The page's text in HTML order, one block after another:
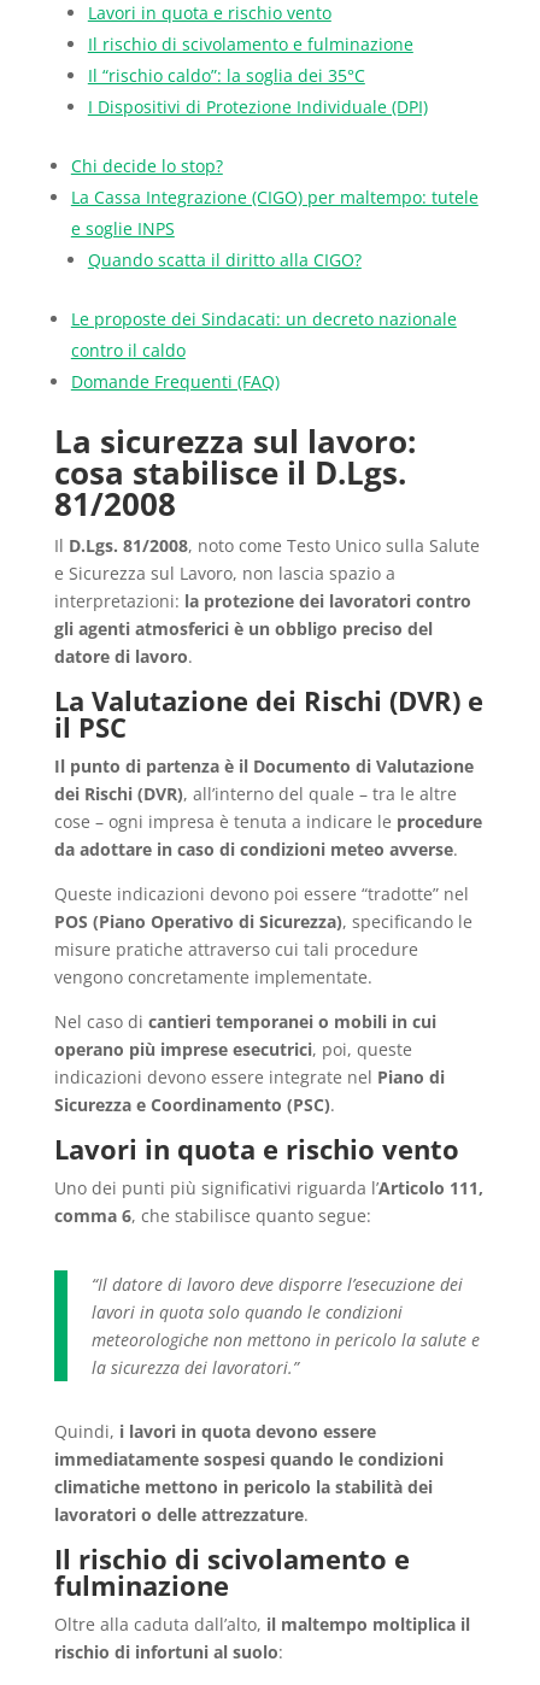
Lavori in quota e rischio vento
Il rischio di scivolamento e fulminazione
Il “rischio caldo”: la soglia dei 35°C
I Dispositivi di Protezione Individuale (DPI)
Chi decide lo stop?
La Cassa Integrazione (CIGO) per maltempo: tutele
e soglie INPS
Quando scatta il diritto alla CIGO?
Le proposte dei Sindacati: un decreto nazionale
contro il caldo
Domande Frequenti (FAQ)
La sicurezza sul lavoro:
cosa stabilisce il D.Lgs.
81/2008
Il D.Lgs. 81/2008, noto come Testo Unico sulla Salute
e Sicurezza sul Lavoro, non lascia spazio a
interpretazioni: la protezione dei lavoratori contro
gli agenti atmosferici è un obbligo preciso del
datore di lavoro.
La Valutazione dei Rischi (DVR) e
il PSC
Il punto di partenza è il Documento di Valutazione
dei Rischi (DVR), all’interno del quale – tra le altre
cose – ogni impresa è tenuta a indicare le procedure
da adottare in caso di condizioni meteo avverse.
Queste indicazioni devono poi essere “tradotte” nel
POS (Piano Operativo di Sicurezza), specificando le
misure pratiche attraverso cui tali procedure
vengono concretamente implementate.
Nel caso di cantieri temporanei o mobili in cui
operano più imprese esecutrici, poi, queste
indicazioni devono essere integrate nel Piano di
Sicurezza e Coordinamento (PSC).
Lavori in quota e rischio vento
Uno dei punti più significativi riguarda l’Articolo 111,
comma 6, che stabilisce quanto segue:
“Il datore di lavoro deve disporre l’esecuzione dei
lavori in quota solo quando le condizioni
meteorologiche non mettono in pericolo la salute e
la sicurezza dei lavoratori.”
Quindi, i lavori in quota devono essere
immediatamente sospesi quando le condizioni
climatiche mettono in pericolo la stabilità dei
lavoratori o delle attrezzature.
Il rischio di scivolamento e
fulminazione
Oltre alla caduta dall’alto, il maltempo moltiplica il
rischio di infortuni al suolo: